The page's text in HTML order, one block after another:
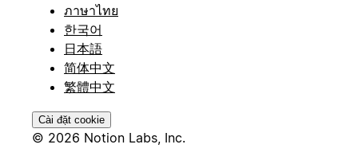
ภาษาไทย
한국어
日本語
简体中文
繁體中文
Cài đặt cookie
© 2026 Notion Labs, Inc.